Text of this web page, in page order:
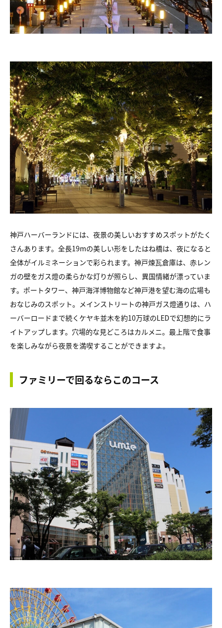
神戸ハーバーランドには、夜景の美しいおすすめスポットがたく
さんあります。全長19mの美しい形をしたはね橋は、夜になると
全体がイルミネーションで彩られます。神戸煉瓦倉庫は、赤レン
ガの壁をガス燈の柔らかな灯りが照らし、異国情緒が漂っていま
す。ポートタワー、神戸海洋博物館など神戸港を望む海の広場も
おなじみのスポット。メインストリートの神戸ガス燈通りは、ハ
ーバーロードまで続くケヤキ並木を約10万球のLEDで幻想的にラ
イトアップします。穴場的な見どころはカルメニ。最上階で食事
を楽しみながら夜景を満喫することができますよ。
ファミリーで回るならこのコース